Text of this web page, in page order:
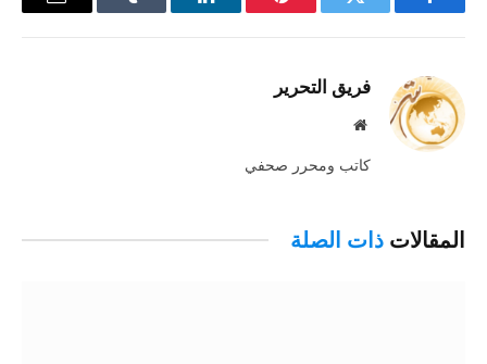
فيسبوك تويتر بينتيريستلينكدإن Tumblr
البريد
فريق التحرير
موقع
كاتب ومحرر صحفي
المقالات ذات الصلة